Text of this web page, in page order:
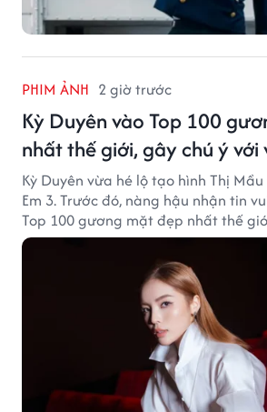
PHIM ẢNH 2 giờ trước
Kỳ Duyên vào Top 100
nhất thế giới, gây chú ý với
Kỳ Duyên vừa hé lộ tạo hình Thị
Em 3. Trước đó, nàng hậu nhận tin
Top 100 gương mặt đẹp nhất thế